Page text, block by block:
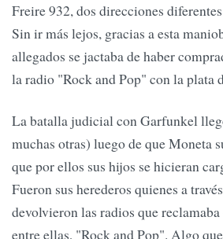
Freire 932, dos direcciones
Sin ir más lejos, gracias a esta
allegados se jactaba de haber
la radio "Rock and Pop" con la plata
La batalla judicial con Garfunkel
muchas otras) luego de que Moneta
que por ellos sus hijos se hicieran
Fueron sus herederos quienes a
devolvieron las radios que
entre ellas, "Rock and Pop". Algo